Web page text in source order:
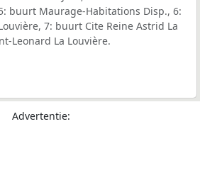
buurt Maurage-Habitations Disp., 6:
7: buurt Cite Reine Astrid La
Leonard La Louvière.
Advertentie: